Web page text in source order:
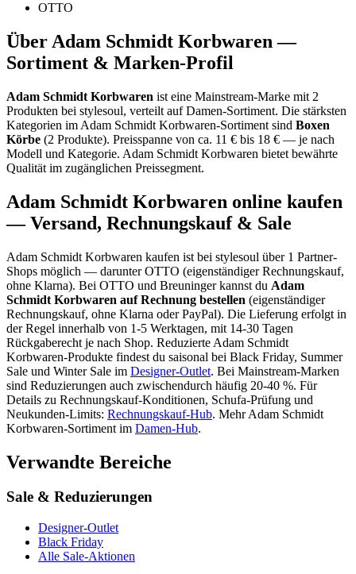
OTTO
Über Adam Schmidt Korbwaren —
Sortiment & Marken-Profil
Adam Schmidt Korbwaren ist eine Mainstream-Marke mit 2
Produkten bei stylesoul, verteilt auf Damen-Sortiment. Die stärksten
Kategorien im Adam Schmidt Korbwaren-Sortiment sind Boxen
Körbe (2 Produkte). Preisspanne von ca. 11 € bis 18 € — je nach
Modell und Kategorie. Adam Schmidt Korbwaren bietet bewährte
Qualität im zugänglichen Preissegment.
Adam Schmidt Korbwaren online kaufen
— Versand, Rechnungskauf & Sale
Adam Schmidt Korbwaren kaufen ist bei stylesoul über 1 Partner-
Shops möglich — darunterOTTO (eigenständiger Rechnungskauf,
ohne Klarna). Bei OTTO und Breuninger kannst du Adam
Schmidt Korbwaren auf Rechnung bestellen (eigenständiger
Rechnungskauf, ohne Klarna oder PayPal). Die Lieferung erfolgt in
der Regel innerhalb von 1-5 Werktagen, mit 14-30 Tagen
Rückgaberecht je nach Shop. Reduzierte Adam Schmidt
Korbwaren-Produkte findest du saisonal bei Black Friday, Summer
Sale und Winter Sale im Designer-Outlet. Bei Mainstream-Marken
sind Reduzierungen auch zwischendurch häufig 20-40 %. Für
Details zu Rechnungskauf-Konditionen, Schufa-Prüfung und
Neukunden-Limits: Rechnungskauf-Hub. MehrAdam Schmidt
Korbwaren-Sortiment im Damen-Hub.
Verwandte Bereiche
Sale & Reduzierungen
Designer-Outlet
Black Friday
Alle Sale-Aktionen